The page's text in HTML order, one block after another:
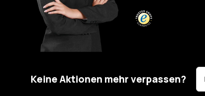
Keine Aktionen mehr verpassen?